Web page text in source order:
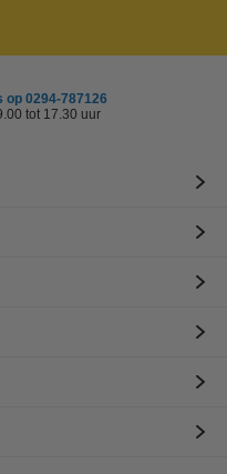
op 0294-787126
tot 17.30 uur